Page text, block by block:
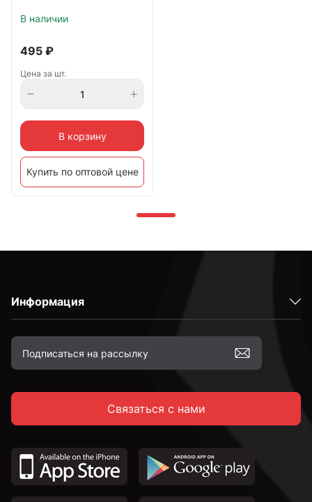
В наличии
495 ₽
Цена за шт.
В корзину
Купить по оптовой цене
Информация
Связаться с нами